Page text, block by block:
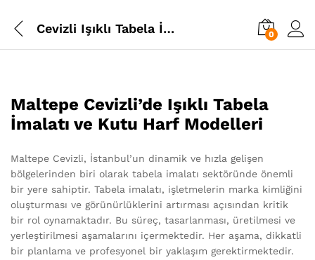
Cevizli Işıklı Tabela İmalatı 0
Maltepe Cevizli’de Işıklı Tabela
İmalatı ve Kutu Harf Modelleri
Maltepe Cevizli, İstanbul’un dinamik ve hızla gelişen
bölgelerinden biri olarak tabela imalatı sektöründe önemli
bir yere sahiptir. Tabela imalatı, işletmelerin marka kimliğini
oluşturması ve görünürlüklerini artırması açısından kritik
bir rol oynamaktadır. Bu süreç, tasarlanması, üretilmesi ve
yerleştirilmesi aşamalarını içermektedir. Her aşama, dikkatli
bir planlama ve profesyonel bir yaklaşım gerektirmektedir.